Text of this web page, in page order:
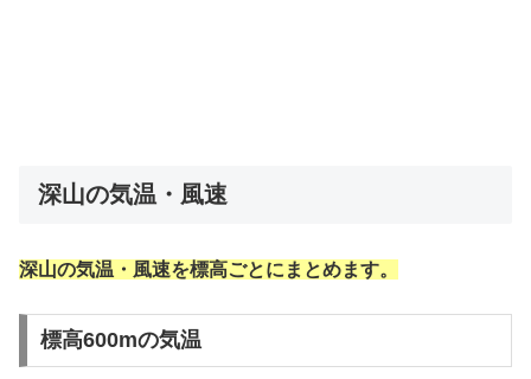
深山の気温・風速
深山の気温・風速を標高ごとにまとめます。
標高600mの気温